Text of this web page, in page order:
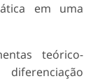
em uma
teórico-